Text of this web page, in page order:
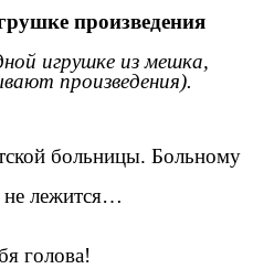
произведения
игрушке из мешка,
произведения).
больницы. Больному
лежится…
голова!